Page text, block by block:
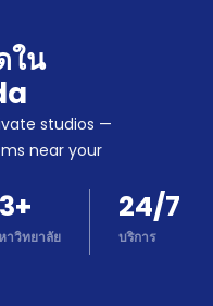
ใน
studios —
near your
+
าวิทยาลัย
24/7
บริการ